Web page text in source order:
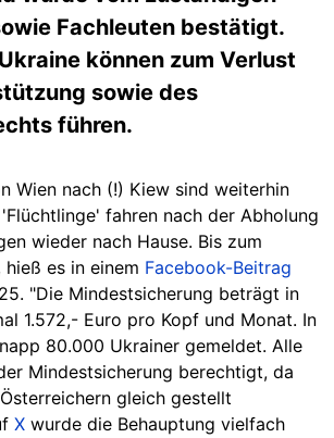
Fachleuten bestätigt.
können zum Verlust
sowie des
führen.
Wien nach (!) Kiew sind weiterhin
fahren nach der Abholung
wieder nach Hause. Bis zum
es in einem Facebook-Beitrag
"Die Mindestsicherung beträgt in
1.572,- Euro pro Kopf und Monat. In
80.000 Ukrainer gemeldet. Alle
Mindestsicherung berechtigt, da
gleich gestellt
X wurde die Behauptung vielfach